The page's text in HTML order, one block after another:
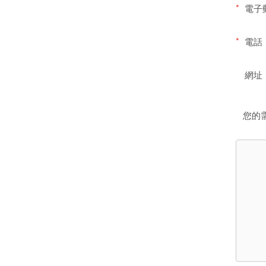
* 電子
* 電話
網址
您的